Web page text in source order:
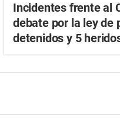
Incidentes frente al
debate por la ley de
detenidos y 5